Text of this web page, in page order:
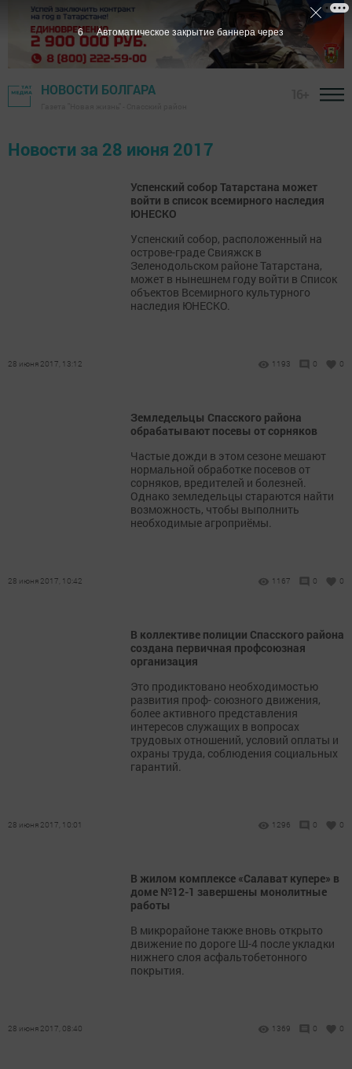
НОВОСТИ БОЛГАРА
Новости за 28 июня 2017
Успенский собор Татарстана может
войти в список всемирного наследия
ЮНЕСКО
Успенский собор, расположенный на
острове-граде Свияжск в
Зеленодольском районе Татарстана,
может в нынешнем году войти в Список
объектов Всемирного культурного
наследия ЮНЕСКО.
28 июня 2017, 13:12 1193 0 0
Земледельцы Спасского района
обрабатывают посевы от сорняков
Частые дожди в этом сезоне мешают
нормальной обработке посевов от
сорняков, вредителей и болезней.
Однако земледельцы стараются найти
возможность, чтобы выполнить
необходимые агроприёмы.
28 июня 2017, 10:42 1167 0 0
В коллективе полиции Спасского района
создана первичная профсоюзная
организация
Это продиктовано необходимостью
развития проф- союзного движения,
более активного представления
интересов служащих в вопросах
трудовых отношений, условий оплаты и
охраны труда, соблюдения социальных
гарантий.
28 июня 2017, 10:01 1296 0 0
В жилом комплексе «Салават купере» в
доме №12-1 завершены монолитные
работы
В микрорайоне также вновь открыто
движение по дороге Ш-4 после укладки
нижнего слоя асфальтобетонного
покрытия.
28 июня 2017, 08:40 1369 0 0
5 Автоматическое закрытие баннера через